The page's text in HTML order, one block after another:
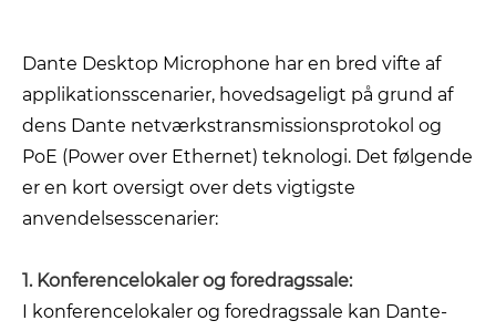
Dante Desktop Microphone har en bred vifte af
applikationsscenarier, hovedsageligt på grund af
dens Dante netværkstransmissionsprotokol og
PoE (Power over Ethernet) teknologi. Det følgende
er en kort oversigt over dets vigtigste
anvendelsesscenarier:
1. Konferencelokaler og foredragssale:
I konferencelokaler og foredragssale kan Dante-